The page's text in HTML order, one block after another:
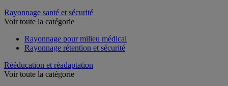
Rayonnage santé et sécurité
Voir toute la catégorie
Rayonnage pour milieu médical
Rayonnage rétention et sécurité
Rééducation et réadaptation
Voir toute la catégorie